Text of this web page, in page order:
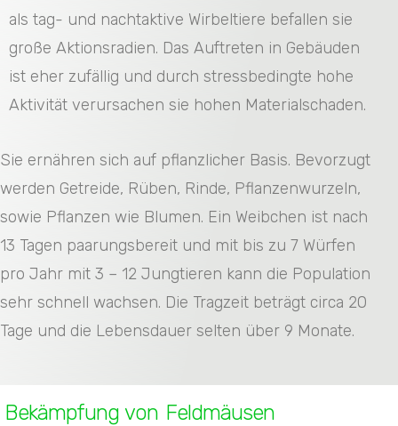
als tag- und nachtaktive Wirbeltiere befallen sie
große Aktionsradien. Das Auftreten in Gebäuden
ist eher zufällig und durch stressbedingte hohe
Aktivität verursachen sie hohen Materialschaden.
Sie ernähren sich auf pflanzlicher Basis. Bevorzugt
werden Getreide, Rüben, Rinde, Pflanzenwurzeln,
sowie Pflanzen wie Blumen. Ein Weibchen ist nach
13 Tagen paarungsbereit und mit bis zu 7 Würfen
pro Jahr mit 3 – 12 Jungtieren kann die Population
sehr schnell wachsen. Die Tragzeit beträgt circa 20
Tage und die Lebensdauer selten über 9 Monate.
Bekämpfung von Feldmäusen